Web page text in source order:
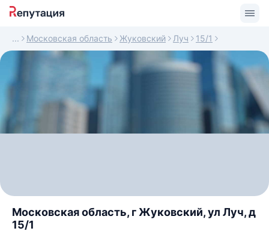
Московская область Жуковский Луч 15/1
Московская область, г Жуковский, ул Луч, д
15/1